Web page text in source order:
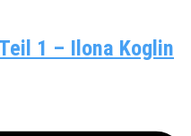
1 – Ilona Koglin